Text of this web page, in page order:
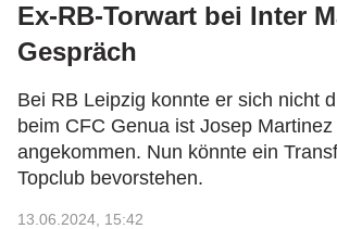
Ex-RB-Torwart bei Inter
Gespräch
Bei RB Leipzig konnte er sich nicht
beim CFC Genua ist Josep Martinez
angekommen. Nun könnte ein
Topclub bevorstehen.
13.06.2024, 15:42